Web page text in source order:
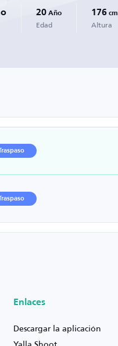
20 Año
Edad
176 cm
Altura
Traspaso
Traspaso
Enlaces
Descargar la aplicación